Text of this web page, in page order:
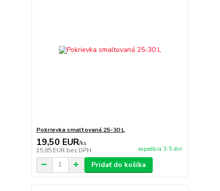
Pokrievka smaltovaná 25-30 L
19,50 EUR/ks
15,85 EUR bez DPH expedícia 3-5 dní
Pridať do košíka